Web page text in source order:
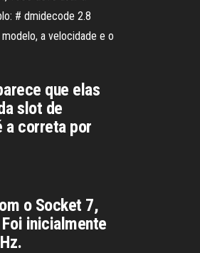
# dmidecode 2.8
a velocidade e o
que elas
slot de
a correta por
o Socket 7,
inicialmente